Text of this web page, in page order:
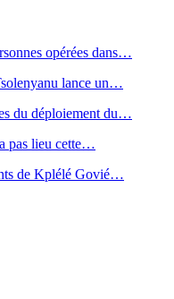
opérées dans…
lance un…
du déploiement du…
pas lieu cette…
de Kplélé Govié…